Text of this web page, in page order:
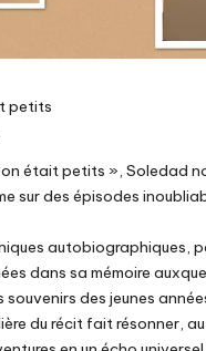
petits
était petits », Soledad
sur des épisodes
autobiographiques,
dans sa mémoire
souvenirs des jeunes
du récit fait résonner,